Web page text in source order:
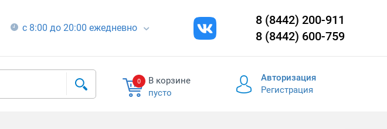
с 8:00 до 20:00 ежедневно
8 (8442) 200-911
8 (8442) 600-759
0
В корзине
пусто
Авторизация
Регистрация